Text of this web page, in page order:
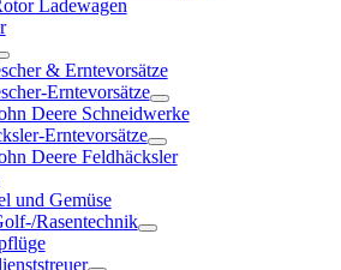
Ladewagen
& Erntevorsätze
Erntevorsätze
Deere Schneidwerke
Erntevorsätze
Deere Feldhäcksler
und Gemüse
Rasentechnik